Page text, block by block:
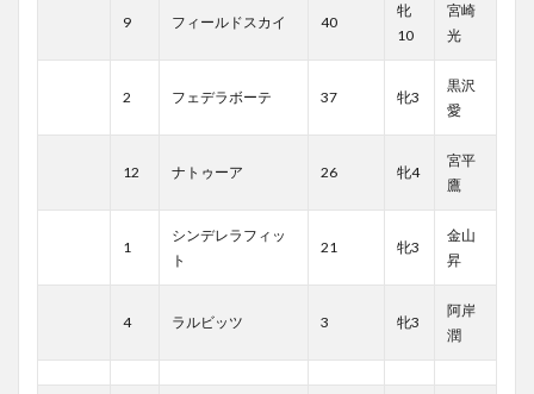
9 フィールドスカイ 40
牝
10
宮崎
光
2 フェデラボーテ 37 牝3
黒沢
愛
12 ナトゥーア 26 牝4
宮平
鷹
1
シンデレラフィッ
ト
21 牝3
金山
昇
4 ラルビッツ 3 牝3
阿岸
潤